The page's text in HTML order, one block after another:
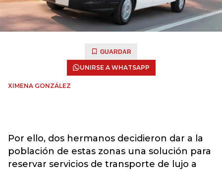
GUARDAR
UNIRSE A WHATSAPP
XIMENA GONZÁLEZ
Por ello, dos hermanos decidieron dar a la
población de estas zonas una solución para
reservar servicios de transporte de lujo a